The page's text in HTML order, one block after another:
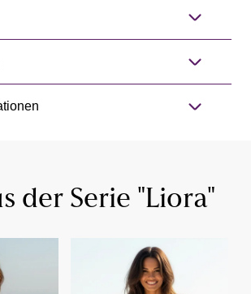
der Serie "Liora"